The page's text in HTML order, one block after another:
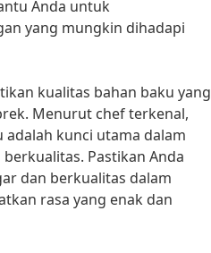
Anda untuk
yang mungkin dihadapi
kualitas bahan baku yang
Menurut chef terkenal,
adalah kunci utama dalam
Pastikan Anda
dan berkualitas dalam
rasa yang enak dan